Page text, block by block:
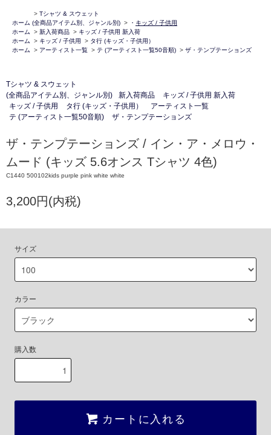
ホーム
> Tシャツ & スウェット
(全商品アイテム別、ジャンル別) > ・ キッズ / 子供用
ホーム
> 新入荷商品 > キッズ / 子供用 新入荷
ホーム
> キッズ / 子供用 > タ行 (キッズ・子供用）
ホーム
> アーティスト一覧 > テ (アーティスト一覧50音順) > ザ・テンプテーションズ
Tシャツ & スウェット
(全商品アイテム別、ジャンル別)
新入荷商品
キッズ / 子供用 新入荷
キッズ / 子供用
タ行 (キッズ・子供用）
アーティスト一覧
テ (アーティスト一覧50音順)
ザ・テンプテーションズ
ザ・テンプテーションズ / イン・ア・メロウ・
ムード (キッズ 5.6オンス Tシャツ 4色)
C1440 500102kids purple pink white white
3,200円(内税)
サイズ
カラー
購入数
カートに入れる